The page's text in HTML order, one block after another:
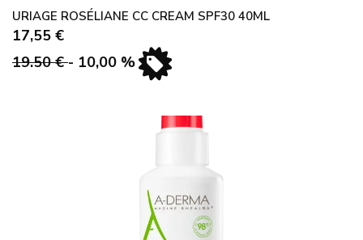
URIAGE ROSÉLIANE CC CREAM SPF30 40ML
17,55 €
19.50 €- 10,00 %